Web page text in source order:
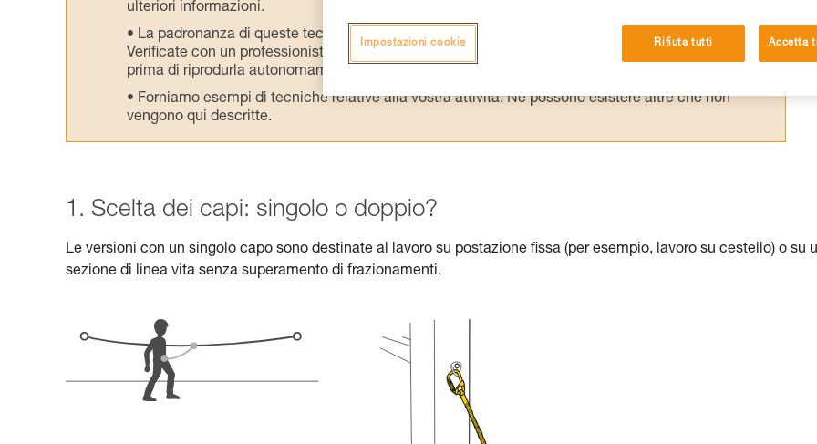
ulteriori informazioni.
La padronanza di queste tecniche richiede una formazione ed un addestramento specifico.
Verificate con un professionista la vostra capacità di rifare la manovra, da soli, in piena sicurezza,
prima di riprodurla autonomamente.
Forniamo esempi di tecniche relative alla vostra attività. Ne possono esistere altre che non
vengono qui descritte.
1. Scelta dei capi: singolo o doppio?
Le versioni con un singolo capo sono destinate al lavoro su postazione fissa (per esempio, lavoro su cestello) o su
sezione di linea vita senza superamento di frazionamenti.
Rifiuta tutti Accetta
Impostazioni cookie